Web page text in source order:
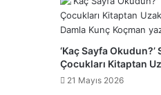
‘Kaç Sayfa Okudun?’
Çocukları Kitaptan
21 Mayıs 2026